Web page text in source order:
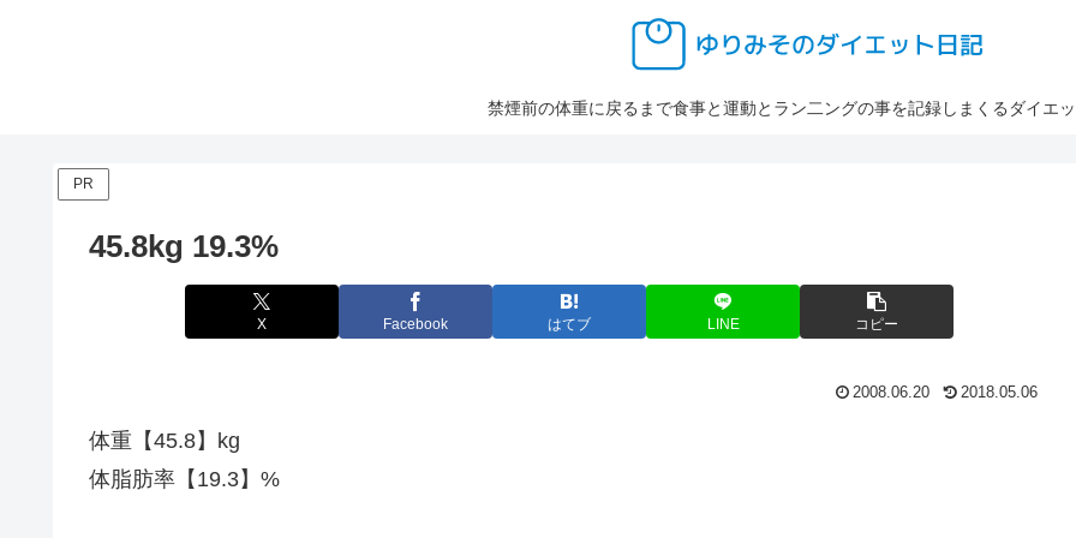
禁煙前の体重に戻るまで食事と運動とラン二ングの事を記録しまくるダイエ
PR
45.8kg 19.3%
X Facebook はてブ LINE コピー
2008.06.20 2018.05.06
体重【45.8】kg
体脂肪率【19.3】%